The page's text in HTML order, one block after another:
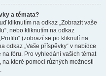
a témata?
kliknutím na odkaz „Zobrazit vaše
nebo kliknutím na odkaz
(zobrazí se po kliknutí na
odkaz „Vaše příspěvky“ v nabídce
na fóru. Pro vyhledání vašich témat
které pomocí různých možnosti